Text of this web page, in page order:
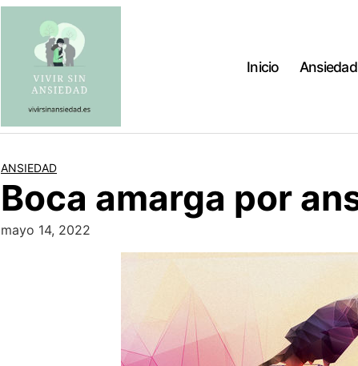
Inicio Ansiedad
ANSIEDAD
Boca amarga por
mayo 14, 2022